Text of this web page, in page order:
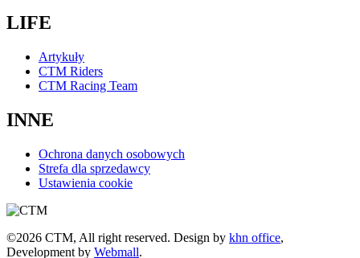
LIFE
Artykuły
CTM Riders
CTM Racing Team
INNE
Ochrona danych osobowych
Strefa dla sprzedawcy
Ustawienia cookie
©2026 CTM, All right reserved. Design by khn office,
Development by Webmall.